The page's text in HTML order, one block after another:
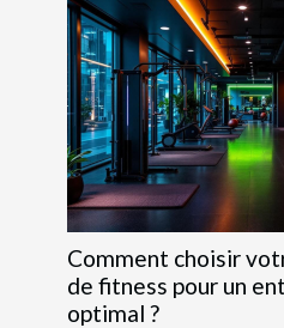
Comment choisir
de fitness pour un
optimal ?